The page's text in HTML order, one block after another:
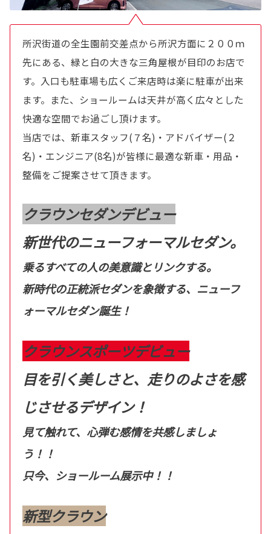
所沢街道の全生園前交差点から所沢方面に２００ｍ
先にある、緑と白の大きな三角屋根が目印のお店で
す。入口も駐車場も広くご来店時は楽に駐車が出来
ます。また、ショールームは天井が高く広々とした
快適な空間でお過ごし頂けます。
当店では、新車スタッフ(７名)・アドバイザー(２
名)・エンジニア(8名)が皆様に最適な新車・用品・
整備をご提案させて頂きます。
クラウンセダンデビュー
新世代のニューフォーマルセダン。
乗るすべての人の美意識とリンクする。
新時代の正統派セダンを象徴する、ニューフ
ォーマルセダン誕生！
クラウンスポーツデビュー
目を引く美しさと、走りのよさを感
じさせるデザイン！
見て触れて、心弾む感情を共感しましょ
う！！
只今、ショールーム展示中！！
新型クラウン